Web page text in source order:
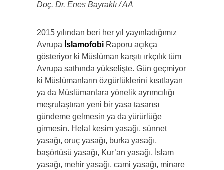
Doç. Dr. Enes Bayraklı / AA
2015 yılından beri her yıl yayınladığımız
Avrupa İslamofobi Raporu açıkça
gösteriyor ki Müslüman karşıtı ırkçılık tüm
Avrupa sathında yükselişte. Gün geçmiyor
ki Müslümanların özgürlüklerini kısıtlayan
ya da Müslümanlara yönelik ayrımcılığı
meşrulaştıran yeni bir yasa tasarısı
gündeme gelmesin ya da yürürlüğe
girmesin. Helal kesim yasağı, sünnet
yasağı, oruç yasağı, burka yasağı,
başörtüsü yasağı, Kur’an yasağı, İslam
yasağı, mehir yasağı, cami yasağı, minare